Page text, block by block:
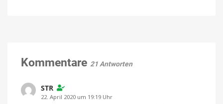
Kommentare 21 Antworten
STR
22. April 2020 um 19:19 Uhr